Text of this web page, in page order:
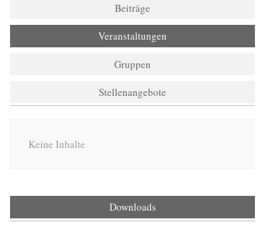
Beiträge
Veranstaltungen
Gruppen
Stellenangebote
Keine Inhalte
Downloads